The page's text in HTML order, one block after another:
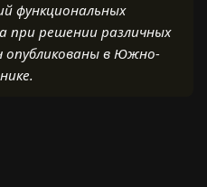
функциональных
решении различных
опубликованы в Южно-